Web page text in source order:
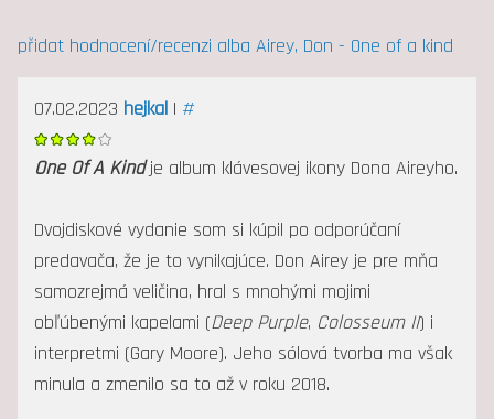
přidat hodnocení/recenzi alba Airey, Don - One of a kind
07.02.2023 hejkal| #
One Of A Kindje album klávesovej ikony Dona Aireyho.
Dvojdiskové vydanie som si kúpil po odporúčaní
predavača, že je to vynikajúce. Don Airey je pre mňa
samozrejmá veličina, hral s mnohými mojimi
obľúbenými kapelami (Deep Purple, Colosseum II) i
interpretmi (Gary Moore). Jeho sólová tvorba ma však
minula a zmenilo sa to až v roku 2018.